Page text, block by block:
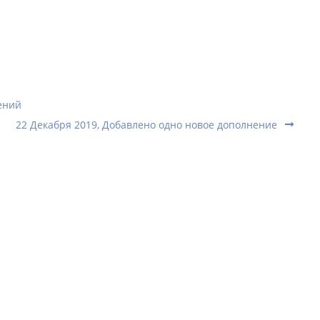
22 Декабря 2019, Добавлено одно новое дополнение